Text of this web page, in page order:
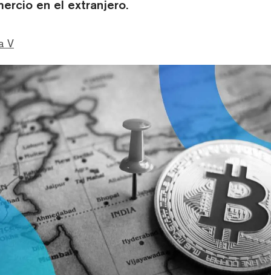
en el extranjero.
V